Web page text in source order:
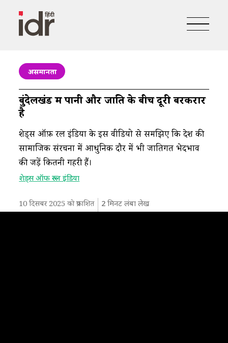
असमानता
बुंदेलखंड में पानी और जाति के बीच दूरी बरकरार
है
शेड्स ऑफ़ रूरल इंडिया के इस वीडियो से समझिए कि देश की
सामाजिक संरचना में आधुनिक दौर में भी जातिगत भेदभाव
की जड़ें कितनी गहरी हैं।
शेड्स ऑफ रूरल इंडिया
10 दिसबर 2025 को प्रकाशित 2मिनट लंबा लेख